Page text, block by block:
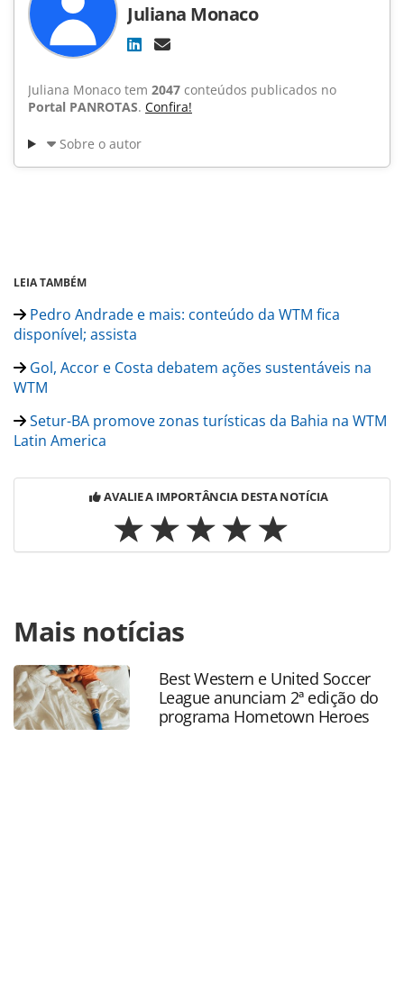
Juliana Monaco
Juliana Monaco tem 2047 conteúdos publicados no
Portal PANROTAS. Confira!
Sobre o autor
LEIA TAMBÉM
Pedro Andrade e mais: conteúdo da WTM fica
disponível; assista
Gol, Accor e Costa debatem ações sustentáveis na
WTM
Setur-BA promove zonas turísticas da Bahia na WTM
Latin America
AVALIE A IMPORTÂNCIA DESTA NOTÍCIA
https://www.panrotas.com.br/destinos/eventos/2021/08/
como-destinos-brasileiros-investem-no-turismo-
sustentavel_183541.html ou as ferramentas oferecidas na
página. Todo o conteúdo produzido pela PANROTAS
Editora é protegido pela legislação brasileira sobre direito
autoral. Não reproduza o conteúdo sem autorização da
Mais notícias
Best Western e United Soccer
League anunciam 2ª edição do
programa Hometown Heroes